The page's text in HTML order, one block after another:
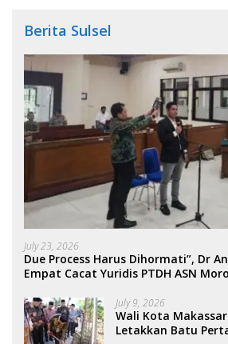
Berita Sulsel
July 23, 2026
Due Process Harus Dihormati”, Dr
Empat Cacat Yuridis PTDH ASN
July 9, 2026
Wali Kota
Letakkan Batu